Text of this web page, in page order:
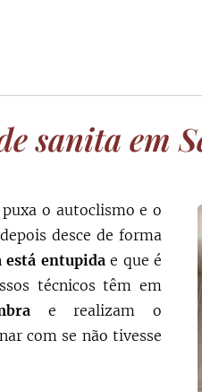
sanita em
o autoclismo e o
desce de forma
está entupida e que é
técnicos têm em
e realizam o
com se não tivesse